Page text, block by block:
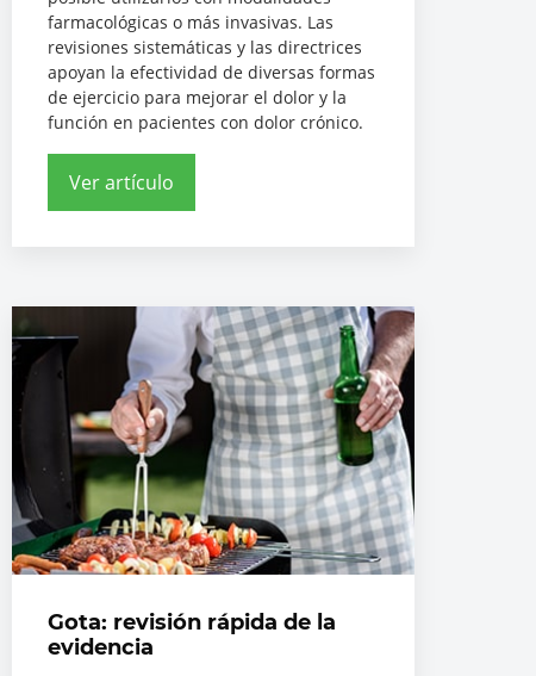
farmacológicas o más invasivas. Las
revisiones sistemáticas y las directrices
apoyan la efectividad de diversas formas
de ejercicio para mejorar el dolor y la
función en pacientes con dolor crónico.
Ver artículo
Gota: revisión rápida de la
evidencia